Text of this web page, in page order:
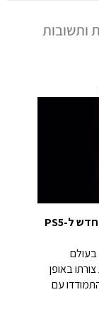
ותשובות
צאו למסע אישי ומלא אקשן עם המשחק החדש ל-PS5
באופן
עם